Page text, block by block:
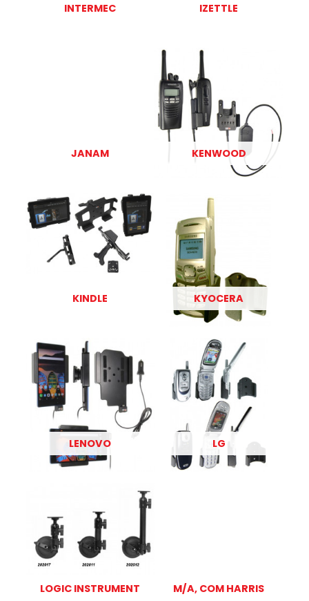
INTERMEC IZETTLE
JANAM KENWOOD
KINDLE KYOCERA
LENOVO LG
LOGIC INSTRUMENT M/A, COM HARRIS